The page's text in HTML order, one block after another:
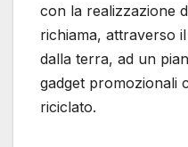
con la realizzazione
richiama, attraverso
dalla terra, ad un
gadget promozionali
riciclato.